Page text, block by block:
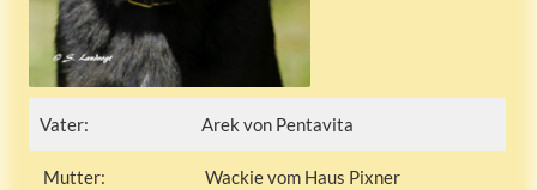
Vater: Arek von Pentavita
Mutter: Wackie vom Haus Pixner